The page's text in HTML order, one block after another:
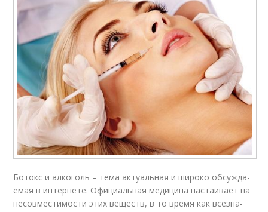
Ботокс и алкоголь – тема ак­ту­аль­ная и широко обсуж­да­
емая в ин­тернете. Официальная меди­ци­на настаивает на
несов­мес­ти­мос­ти этих веществ, в то время как все­зна­